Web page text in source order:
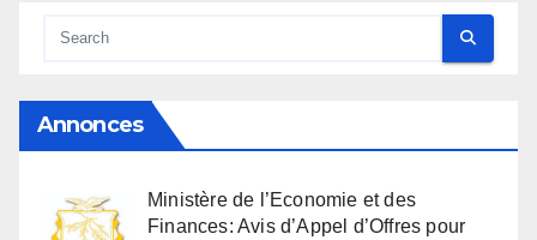
Annonces
Ministère de l’Economie et des
Finances: Avis d’Appel d’Offres pour